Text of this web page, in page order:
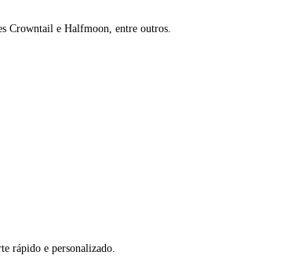
Crowntail e Halfmoon, entre outros.
rápido e personalizado.